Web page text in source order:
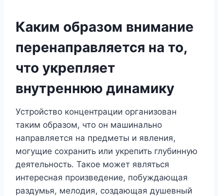
Каким образом внимание
перенаправляется на то,
что укрепляет
внутреннюю динамику
Устройство концентрации организован
таким образом, что он машинально
направляется на предметы и явления,
могущие сохранить или укрепить глубинную
деятельность. Такое может являться
интересная произведение, побуждающая
раздумья, мелодия, создающая душевный